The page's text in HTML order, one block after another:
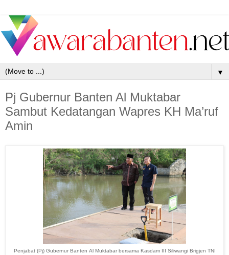
▼
Pj Gubernur Banten Al Muktabar
Sambut Kedatangan Wapres KH Ma’ruf
Amin
Penjabat (Pj) Gubernur Banten Al Muktabar bersama Kasdam III Siliwangi Brigjen TNI